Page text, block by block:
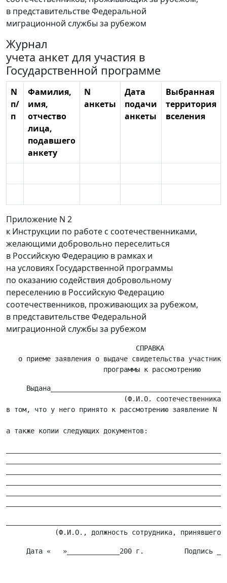
в представительстве Федеральной
миграционной службы за рубежом
Журнал
учета анкет для участия в
Государственной программе
N
п/
п
Фамилия,
имя,
отчество
лица,
подавшего
анкету
N
анкеты
Дата
подачи
анкеты
Выбранная
территория
вселения
Приложение N 2
к Инструкции по работе с соотечественниками,
желающими добровольно переселиться
в Российскую Федерацию в рамках и
на условиях Государственной программы
по оказанию содействия добровольному
переселению в Российскую Федерацию
соотечественников, проживающих за рубежом,
в представительстве Федеральной
миграционной службы за рубежом
                                СПРАВКА
о приеме заявления о выдаче свидетельства
                             (Ф.И.О. соотечественника)
в том, что у него принято к рассмотрению заявление N